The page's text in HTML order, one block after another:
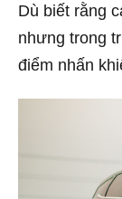
Dù biết rằng
nhưng trong
điểm nhấn